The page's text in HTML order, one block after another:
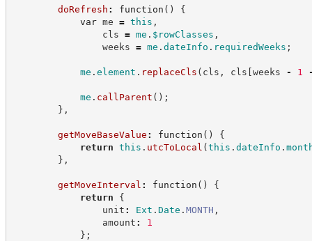
doRefresh : function ( )
{
var me = this ,
cls = me . $rowClasses ,
weeks = me . dateInfo . requiredWeeks ;
me . element . replaceCls ( cls , cls [weeks - 1
me . callParent ( ) ;
} ,
getMoveBaseValue : function ( )
{
return this . utcToLocal (this . dateInfo .
} ,
getMoveInterval : function ( )
{
return
{
unit : Ext . Date . MONTH ,
amount :
1
} ;